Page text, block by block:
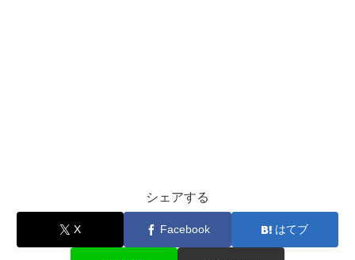
シェアする
X Facebook はてブ